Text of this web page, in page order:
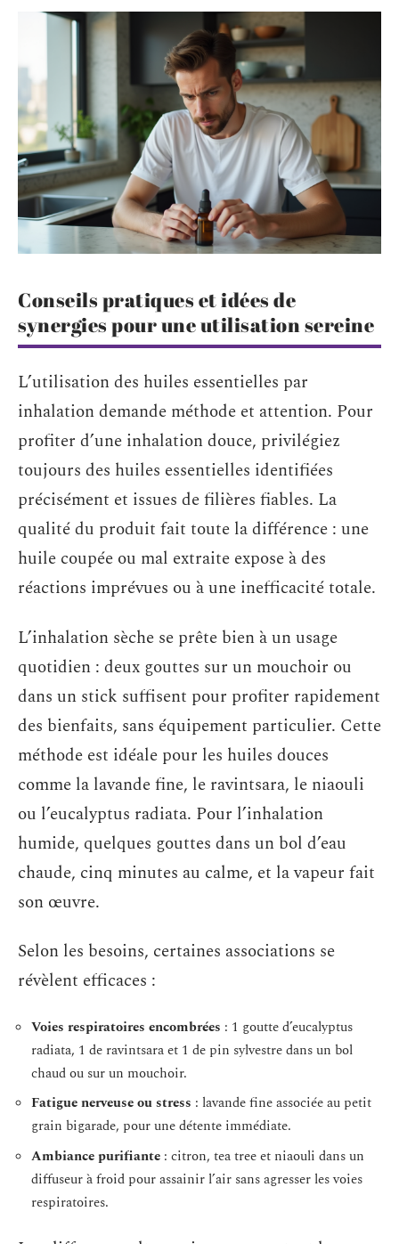
Conseils pratiques et idées de
synergies pour une utilisation sereine
L’utilisation des huiles essentielles par
inhalation demande méthode et attention. Pour
profiter d’une inhalation douce, privilégiez
toujours des huiles essentielles identifiées
précisément et issues de filières fiables. La
qualité du produit fait toute la différence : une
huile coupée ou mal extraite expose à des
réactions imprévues ou à une inefficacité totale.
L’inhalation sèche se prête bien à un usage
quotidien : deux gouttes sur un mouchoir ou
dans un stick suffisent pour profiter rapidement
des bienfaits, sans équipement particulier. Cette
méthode est idéale pour les huiles douces
comme la lavande fine, le ravintsara, le niaouli
ou l’eucalyptus radiata. Pour l’inhalation
humide, quelques gouttes dans un bol d’eau
chaude, cinq minutes au calme, et la vapeur fait
son œuvre.
Selon les besoins, certaines associations se
révèlent efficaces :
Voies respiratoires encombrées : 1 goutte d’eucalyptus
radiata, 1 de ravintsara et 1 de pin sylvestre dans un bol
chaud ou sur un mouchoir.
Fatigue nerveuse ou stress : lavande fine associée au petit
grain bigarade, pour une détente immédiate.
Ambiance purifiante : citron, tea tree et niaouli dans un
diffuseur à froid pour assainir l’air sans agresser les voies
respiratoires.